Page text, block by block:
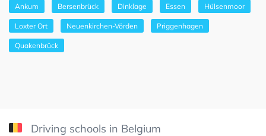
Ankum Bersenbrück Dinklage Essen Hülsenmoor
Loxter Ort Neuenkirchen-Vörden Priggenhagen
Quakenbrück
Driving schools in Belgium